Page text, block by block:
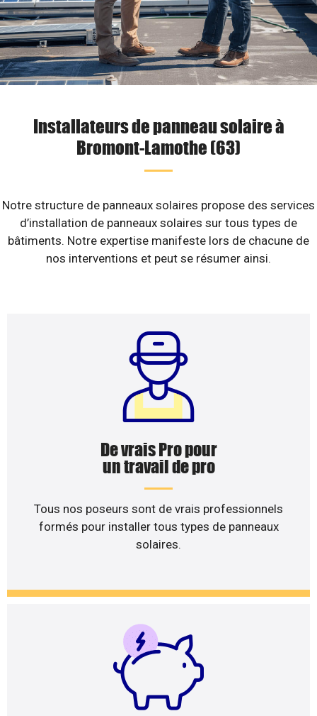
Installateurs de panneau solaire à
Bromont-Lamothe (63)
Notre structure de panneaux solaires propose des services
d’installation de panneaux solaires sur tous types de
bâtiments. Notre expertise manifeste lors de chacune de
nos interventions et peut se résumer ainsi.
De vrais Pro pour
un travail de pro
Tous nos poseurs sont de vrais professionnels
formés pour installer tous types de panneaux
solaires.